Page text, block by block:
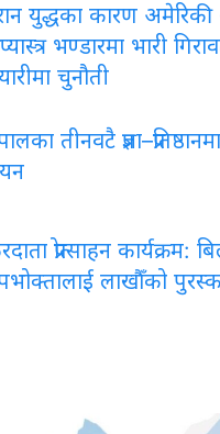
युद्धका कारण
भण्डारमा भारी
चुनौती
तीनवटै
प्रोत्साहन कार्यक्रम:
लाखौँको